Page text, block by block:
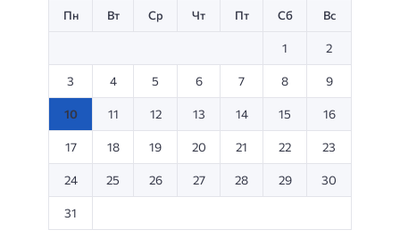
Пн Вт Ср Чт Пт Сб Вс
1 2
3 4 5 6 7 8 9
10 11 12 13 14 15 16
17 18 19 20 21 22 23
24 25 26 27 28 29 30
31